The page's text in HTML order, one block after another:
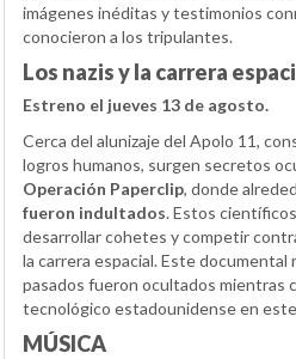
imágenes inéditas y testimonios
conocieron a los tripulantes.
Los nazis y la carrera
Estreno el jueves 13 de agosto.
Cerca del alunizaje del Apolo 11,
logros humanos, surgen secretos
Operación Paperclip, donde
fueron indultados. Estos
desarrollar cohetes y competir
la carrera espacial. Este documental
pasados fueron ocultados mientras
tecnológico estadounidense en
MÚSICA